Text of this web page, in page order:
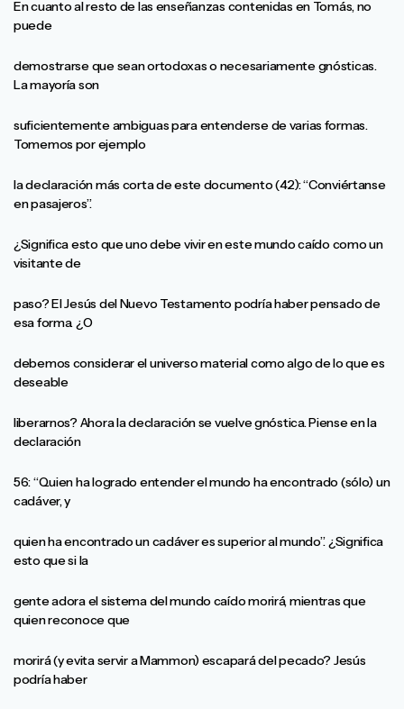
En cuanto al resto de las enseñanzas contenidas en Tomás, no
puede
demostrarse que sean ortodoxas o necesariamente gnósticas.
La mayoría son
suficientemente ambiguas para entenderse de varias formas.
Tomemos por ejemplo
la declaración más corta de este documento (42): “Conviértanse
en pasajeros”.
¿Significa esto que uno debe vivir en este mundo caído como un
visitante de
paso? El Jesús del Nuevo Testamento podría haber pensado de
esa forma. ¿O
debemos considerar el universo material como algo de lo que es
deseable
liberarnos? Ahora la declaración se vuelve gnóstica. Piense en la
declaración
56: “Quien ha logrado entender el mundo ha encontrado (sólo) un
cadáver, y
quien ha encontrado un cadáver es superior al mundo”. ¿Significa
esto que si la
gente adora el sistema del mundo caído morirá, mientras que
quien reconoce que
morirá (y evita servir a Mammon) escapará del pecado? Jesús
podría haber